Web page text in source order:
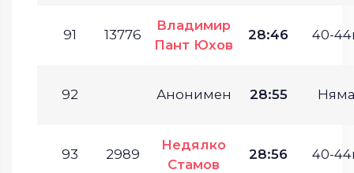
91 13776
Владимир
Пант Юхов
28:46 40-
92 Анонимен 28:55 Няма
93 2989
Недялко
Стамов
28:56 40-